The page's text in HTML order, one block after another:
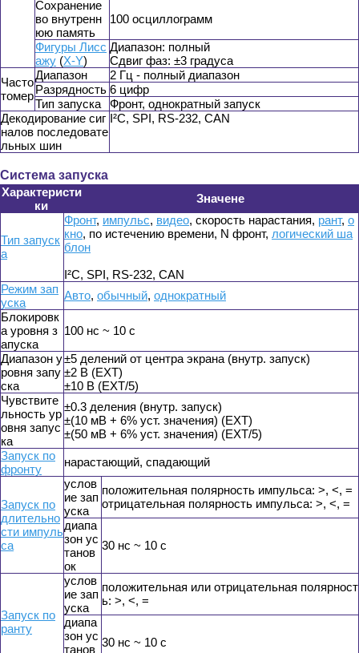
Сохранение
во внутренн
юю память
100 осциллограмм
Фигуры Лисс
ажу (X-Y)
Диапазон: полный
Сдвиг фаз: ±3 градуса
Часто
томер
Диапазон
2 Гц - полный диапазон
Разрядность 6 цифр
Тип запуска
Фронт, однократный запуск
Декодирование сиг
налов последовате
льных шин
I²C, SPI, RS-232, CAN
Система запуска
Характеристи
ки
Значене
Тип запуск
а
Фронт, импульс, видео, скорость нарастания, рант, о
кно, по истечению времени, N фронт, логический ша
блон
I²C, SPI, RS-232, CAN
Режим зап
уска
Авто, обычный, однократный
Блокировк
а уровня з
апуска
100 нс ~ 10 с
Диапазон у
ровня запу
ска
±5 делений от центра экрана (внутр. запуск)
±2 В (EXT)
±10 В (EXT/5)
Чувствите
льность ур
овня запус
ка
±0.3 деления (внутр. запуск)
±(10 мВ + 6% уст. значения) (EXT)
±(50 мВ + 6% уст. значения) (EXT/5)
Запуск по
фронту
нарастающий, спадающий
Запуск по
длительно
сти импуль
са
услов
ие зап
уска
положительная полярность импульса: >, <, =
отрицательная полярность импульса: >, <, =
диапа
зон ус
танов
ок
30 нс ~ 10 с
Запуск по
ранту
услов
ие зап
уска
положительная или отрицательная полярност
ь: >, <, =
диапа
зон ус
танов
30 нс ~ 10 с